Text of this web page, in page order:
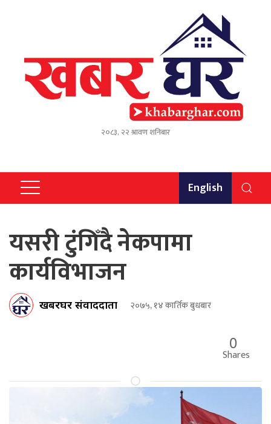
२०८३, २२ श्रावण शनिबार
English
यसरी टुंगिँदै नेकपामा
कार्यविभाजन
खबरघर संवाददाता २०७५, १४ कार्तिक बुधबार
0
Shares